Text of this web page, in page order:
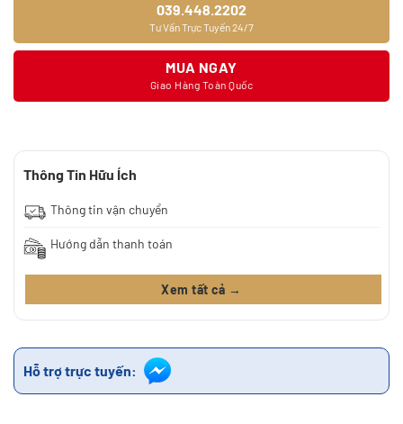
039.448.2202
Tư Vấn Trực Tuyến 24/7
MUA NGAY
Giao Hàng Toàn Quốc
Thông Tin Hữu Ích
Thông tin vận chuyển
Hướng dẫn thanh toán
Xem tất cả →
Hỗ trợ trực tuyến: